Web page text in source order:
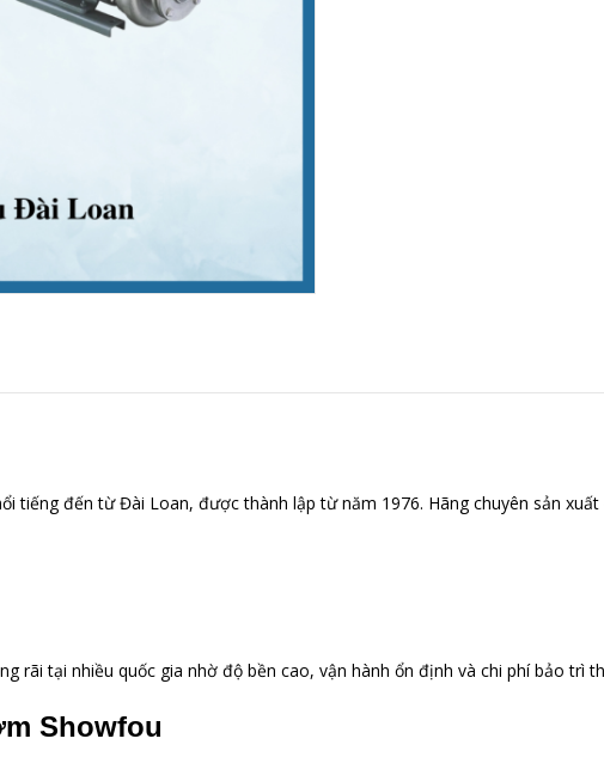
tiếng đến từ Đài Loan, được thành lập từ năm 1976. Hãng chuyên sản
rãi tại nhiều quốc gia nhờ độ bền cao, vận hành ổn định và chi phí bảo trì
Showfou